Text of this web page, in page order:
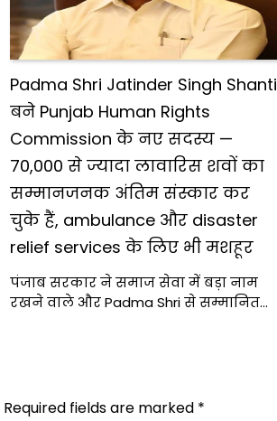
Padma Shri Jatinder Singh Shanti
बने Punjab Human Rights
Commission के नए सदस्य —
70,000 से ज्यादा लावारिस शवों का
सम्मानजनक अंतिम संस्कार कर
चुके हैं, ambulance और disaster
relief services के लिए भी मशहूर
पंजाब सरकार ने समाज सेवा में बड़ा नाम
रखने वाले और Padma Shri से सम्मानित…
Required fields are marked *